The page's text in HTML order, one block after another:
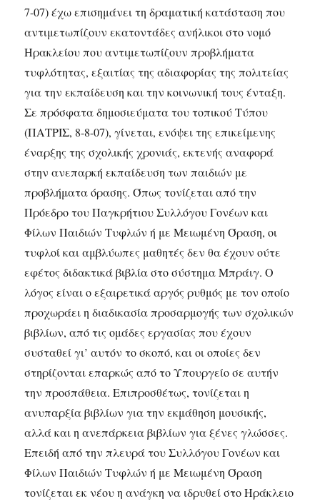
7-07) έχω επισημάνει τη δραματική κατάσταση που
αντιμετωπίζουν εκατοντάδες ανήλικοι στο νομό
Ηρακλείου που αντιμετωπίζουν προβλήματα
τυφλότητας, εξαιτίας της αδιαφορίας της πολιτείας
για την εκπαίδευση και την κοινωνική τους ένταξη.
Σε πρόσφατα δημοσιεύματα του τοπικού Τύπου
(ΠΑΤΡΙΣ, 8-8-07), γίνεται, ενόψει της επικείμενης
έναρξης της σχολικής χρονιάς, εκτενής αναφορά
στην ανεπαρκή εκπαίδευση των παιδιών με
προβλήματα όρασης. Όπως τονίζεται από την
Πρόεδρο του Παγκρήτιου Συλλόγου Γονέων και
Φίλων Παιδιών Τυφλών ή με Μειωμένη Όραση, οι
τυφλοί και αμβλύωπες μαθητές δεν θα έχουν ούτε
εφέτος διδακτικά βιβλία στο σύστημα Μπράιγ. Ο
λόγος είναι ο εξαιρετικά αργός ρυθμός με τον οποίο
προχωράει η διαδικασία προσαρμογής των σχολικών
βιβλίων, από τις ομάδες εργασίας που έχουν
συσταθεί γι’ αυτόν το σκοπό, και οι οποίες δεν
στηρίζονται επαρκώς από το Υπουργείο σε αυτήν
την προσπάθεια. Επιπροσθέτως, τονίζεται η
ανυπαρξία βιβλίων για την εκμάθηση μουσικής,
αλλά και η ανεπάρκεια βιβλίων για ξένες γλώσσες.
Επειδή από την πλευρά του Συλλόγου Γονέων και
Φίλων Παιδιών Τυφλών ή με Μειωμένη Όραση
τονίζεται εκ νέου η ανάγκη να ιδρυθεί στο Ηράκλειο